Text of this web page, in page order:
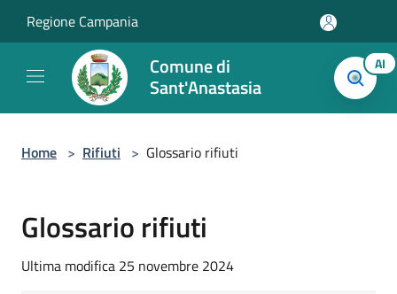
Regione Campania
Comune di
Sant'Anastasia
AI
Home > Rifiuti > Glossario rifiuti
Glossario rifiuti
Ultima modifica 25 novembre 2024